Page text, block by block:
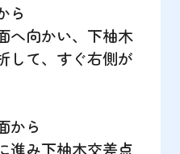
ら
へ向かい、下柚木
して、すぐ右側が
から
進み下柚木交差点